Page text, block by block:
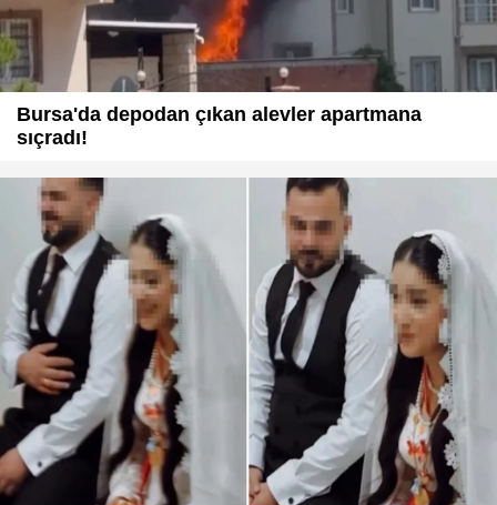
Bursa'da depodan çıkan alevler apartmana
sıçradı!